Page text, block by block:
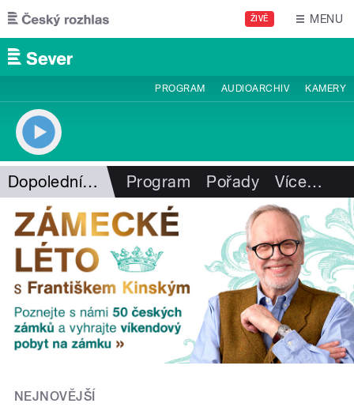
Přejít k hlavnímu obsahu
ŽIVĚ MENU
PROGRAM AUDIOARCHIV KAMERY
Dopolední expres Program Pořady Více…
NEJNOVĚJŠÍ